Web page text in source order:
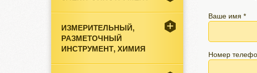
ИЗМЕРИТЕЛЬНЫЙ,
РАЗМЕТОЧНЫЙ
ИНСТРУМЕНТ, ХИМИЯ
Ваше имя *
Номер